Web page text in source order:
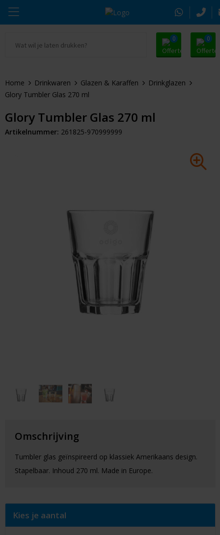
0 0
Drinkwaren
Tassen & Reizen
Sleutelhangers & Tools
Huis & Lifestyle
Outdoor & Vrije Tijd
Auto & Veiligheid
Gezondheid & Verzorging
Alle promosnoepje
Zomer
Kerst
Thule
Alle merken
Home Drinkwaren Glazen & Karaffen
Drinkglazen
Glory Tumbler Glas 270 ml
Glory Tumbler Glas 270 ml
Artikelnummer: 261825-970999999
Omschrijving
Tumbler glas geïnspireerd op klassiek Amerikaans design.
Stapelbaar. Inhoud 270 ml. Made in Europe.
Kies je aantal